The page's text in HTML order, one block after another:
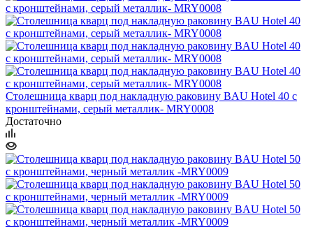
Столешница кварц под накладную раковину BAU Hotel 40 с
кронштейнами, серый металлик- MRY0008
Достаточно